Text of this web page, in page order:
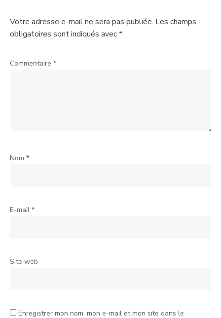
Votre adresse e-mail ne sera pas publiée. Les champs
obligatoires sont indiqués avec*
Commentaire *
Nom *
E-mail *
Site web
Enregistrer mon nom, mon e-mail et mon site dans le